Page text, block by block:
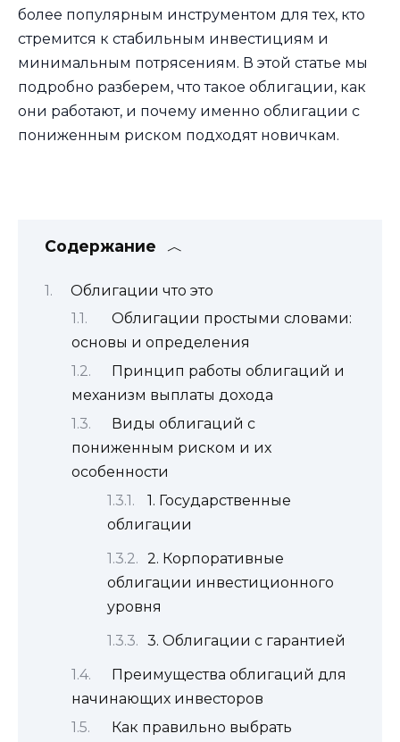
более популярным инструментом для тех, кто
стремится к стабильным инвестициям и
минимальным потрясениям. В этой статье мы
подробно разберем, что такое облигации, как
они работают, и почему именно облигации с
пониженным риском подходят новичкам.
Содержание
Облигации что это
Облигации простыми словами:
основы и определения
Принцип работы облигаций и
механизм выплаты дохода
Виды облигаций с
пониженным риском и их
особенности
1. Государственные
облигации
2. Корпоративные
облигации инвестиционного
уровня
3. Облигации с гарантией
Преимущества облигаций для
начинающих инвесторов
Как правильно выбрать